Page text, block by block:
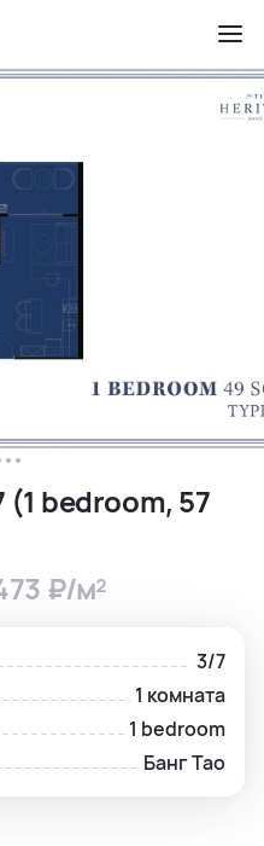
bedroom, 57
₽/м²
3/7
1 комната
1 bedroom
Банг Тао